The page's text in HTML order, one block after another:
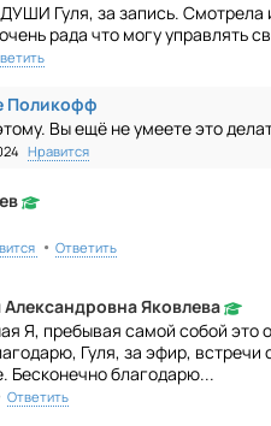
Гуля, за запись. Смотрела
рада что могу
Поликофф
Вы ещё не умеете это
Нравится
• Ответить
Яковлева
Я, пребывая самой собой
Гуля, за эфир,
Бесконечно благодарю...
Ответить